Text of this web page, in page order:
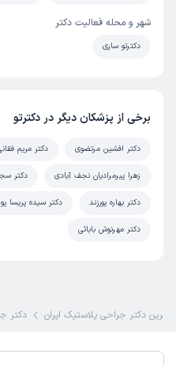
شهر و محله فعالیت دکتر
دکترتو ساری
برخی از پزشکان دیگر در دکترتو
دکتر افشین مرتضوی دکتر مریم
زهرا پیرمرادیان نجف آبادی دکتر
دکتر بهاره پورزند دکتر سیده پریسا
دکتر مهرنوش بابائی
بهترین دکتر جراحی پلاستیک ایران دکتر